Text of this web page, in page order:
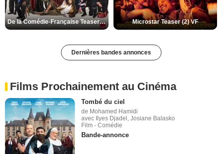
De la Comédie-Française Teaser (3) VF Microstar Teaser (2) VF
Dernières bandes annonces
Films Prochainement au Cinéma
Tombé du ciel
de Mohamed Hamidi
avec Ilyes Djadel, Josiane Balasko
Film - Comédie
Bande-annonce